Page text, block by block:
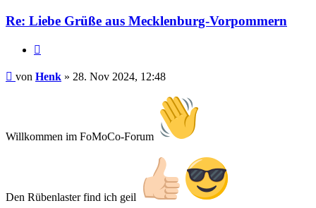
Re: Liebe Grüße aus Mecklenburg-Vorpommern
Beitrag
von Henk » 28. Nov 2024, 12:48
Willkommen im FoMoCo-Forum
Den Rübenlaster find ich geil